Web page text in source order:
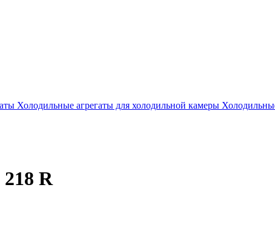
Холодильные агрегаты для холодильной камеры
R